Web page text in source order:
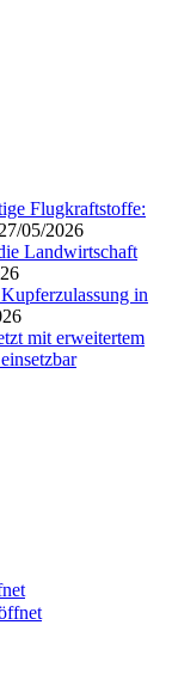
Flugkraftstoffe:
27/05/2026
Landwirtschaft
in
mit erweitertem